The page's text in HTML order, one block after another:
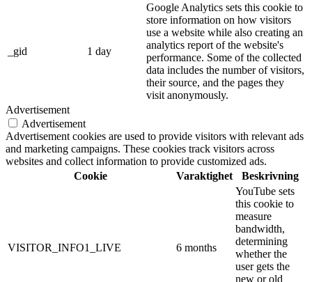
_gid 1 day
Google Analytics sets this cookie to
store information on how visitors
use a website while also creating an
analytics report of the website's
performance. Some of the collected
data includes the number of visitors,
their source, and the pages they
visit anonymously.
Advertisement
Advertisement
Advertisement cookies are used to provide visitors with relevant ads
and marketing campaigns. These cookies track visitors across
websites and collect information to provide customized ads.
Cookie
Varaktighet Beskrivning
VISITOR_INFO1_LIVE 6 months
YouTube sets
this cookie to
measure
bandwidth,
determining
whether the
user gets the
new or old